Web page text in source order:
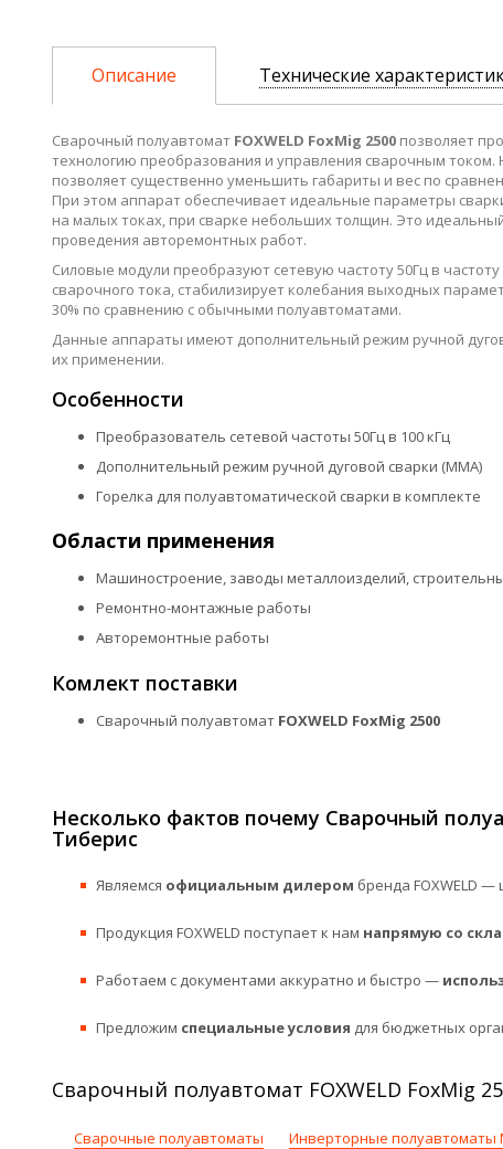
Описание Технические
Сварочный полуавтомат FOXWELD FoxMig 2500 позволяет
технологию преобразования и управления сварочным
позволяет существенно уменьшить габариты и вес по
При этом аппарат обеспечивает идеальные параметры
на малых токах, при сварке небольших толщин. Это
проведения авторемонтных работ.
Силовые модули преобразуют сетевую частоту 50Гц в
сварочного тока, стабилизирует колебания выходных
30% по сравнению с обычными полуавтоматами.
Данные аппараты имеют дополнительный режим ручной
их применении.
Особенности
Преобразователь сетевой частоты 50Гц в 100 кГц
Дополнительный режим ручной дуговой сварки (MMA)
Горелка для полуавтоматической сварки в комплекте
Области применения
Машиностроение, заводы металлоизделий,
Ремонтно-монтажные работы
Авторемонтные работы
Комлект поставки
Сварочный полуавтомат FOXWELD FoxMig 2500
Несколько фактов почему Сварочный
Тиберис
Являемся официальным дилером бренда FOXWELD
Продукция FOXWELD поступает к нам напрямую со
Работаем с документами аккуратно и быстро —
Предложим специальные условия для бюджетных
Сварочный полуавтомат FOXWELD FoxMig
Сварочные полуавтоматы Инверторные полуавтоматы